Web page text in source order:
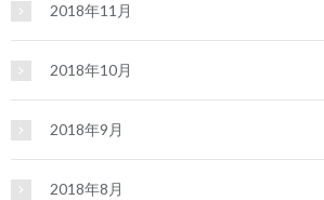
2018年11月
2018年10月
2018年9月
2018年8月